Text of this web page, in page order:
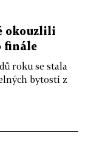
okouzlili
finále
roku se stala
bytostí z